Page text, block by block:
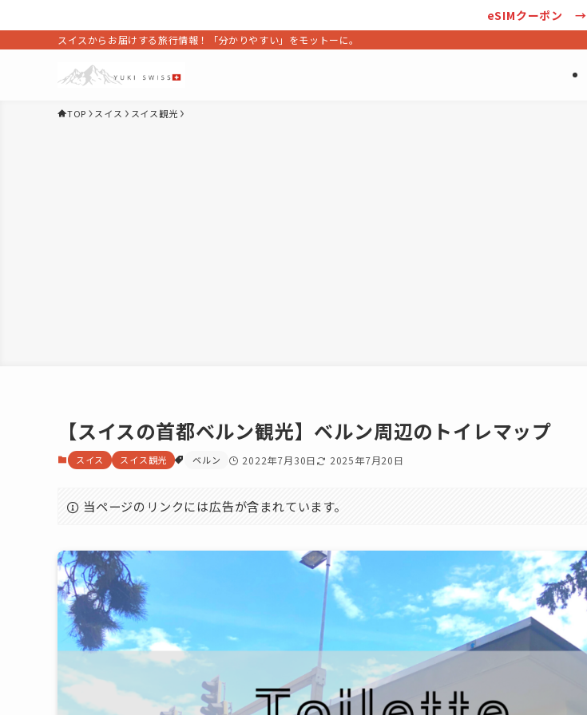
eSIMクーポン →
スイスからお届けする旅行情報！「分かりやすい」をモットーに。
TOP スイス スイス観光
【スイスの首都ベルン観光】ベルン周辺のトイレマップ
スイス スイス観光 ベルン 2022年7月30日 2025年7月20日
当ページのリンクには広告が含まれています。